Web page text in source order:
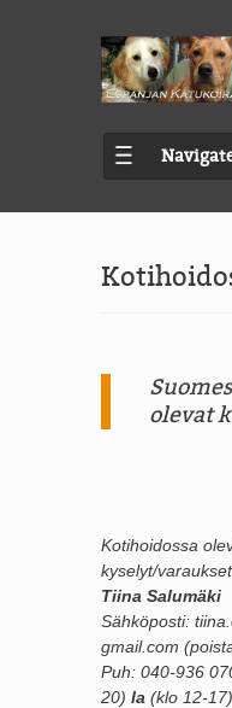
olevat
Kotihoidossa
kyselyt/
Tiina Salumäki
Sähköposti:
gmail.com
Puh: 040-936
20) la (klo 12-17)